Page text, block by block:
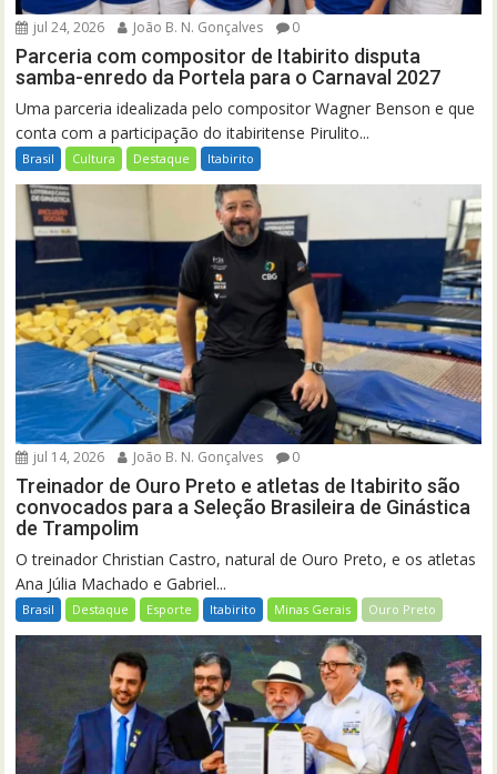
jul 24, 2026 João B. N. Gonçalves 0
Parceria com compositor de Itabirito disputa
samba-enredo da Portela para o Carnaval 2027
Uma parceria idealizada pelo compositor Wagner Benson e que
conta com a participação do itabiritense Pirulito...
Brasil Cultura Destaque Itabirito
jul 14, 2026 João B. N. Gonçalves 0
Treinador de Ouro Preto e atletas de Itabirito são
convocados para a Seleção Brasileira de Ginástica
de Trampolim
O treinador Christian Castro, natural de Ouro Preto, e os atletas
Ana Júlia Machado e Gabriel...
Brasil Destaque Esporte Itabirito Minas Gerais Ouro Preto